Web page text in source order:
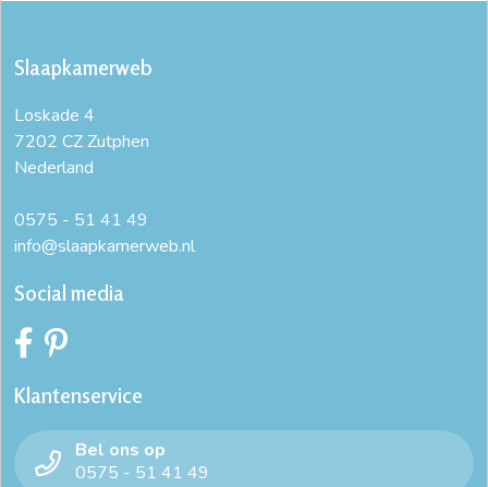
Slaapkamerweb
Loskade 4
7202 CZ Zutphen
Nederland
0575 - 51 41 49
info@slaapkamerweb.nl
Social media
Klantenservice
Bel ons op
0575 - 51 41 49